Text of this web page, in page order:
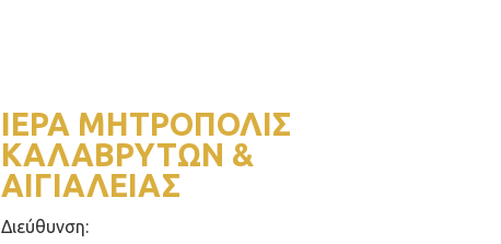
ΙΕΡΑ ΜΗΤΡΟΠΟΛΙΣ
ΚΑΛΑΒΡΥΤΩΝ &
ΑΙΓΙΑΛΕΙΑΣ
Διεύθυνση: